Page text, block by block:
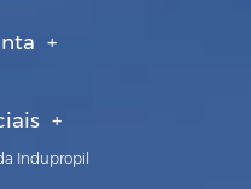
Indupropil